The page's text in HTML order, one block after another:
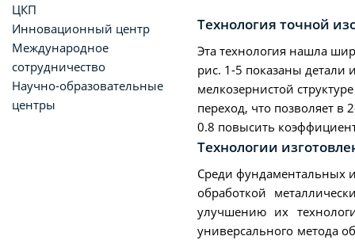
Технология точной
Эта технология нашла
рис. 1-5 показаны детали
мелкозернистой
переход, что позволяет в
0.8 повысить
Технологии
Среди фундаментальных
обработкой
улучшению их
универсального метода
ЦКП
Инновационный центр
Международное
сотрудничество
Научно-образовательные
центры